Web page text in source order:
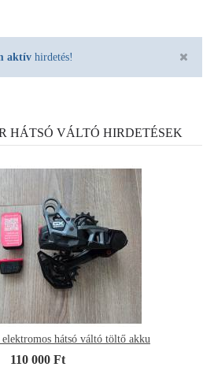
aktív hirdetés!
HÁTSÓ VÁLTÓ HIRDETÉSEK
hátsó váltó töltő akku
110 000 Ft